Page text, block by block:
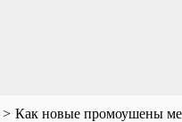
Как новые промоушены